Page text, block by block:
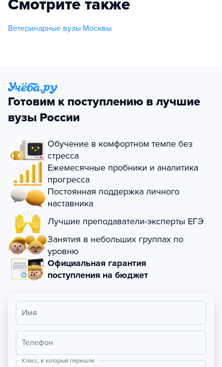
Смотрите также
Ветеринарные вузы Москвы
Готовим к поступлению в лучшие
вузы России
Обучение в комфортном темпе без
стресса
Ежемесячные пробники и аналитика
прогресса
Постоянная поддержка личного
наставника
Лучшие преподаватели-эксперты ЕГЭ
Занятия в небольших группах по
уровню
Официальная гарантия
поступления на бюджет
Имя
Телефон
Класс, в который перешли